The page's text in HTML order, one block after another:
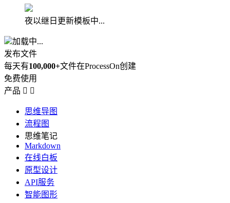
夜以继日更新模板中...
加载中...
发布文件
每天有100,000+文件在ProcessOn创建
免费使用
产品  
思维导图
流程图
思维笔记
Markdown
在线白板
原型设计
API服务
智能图形